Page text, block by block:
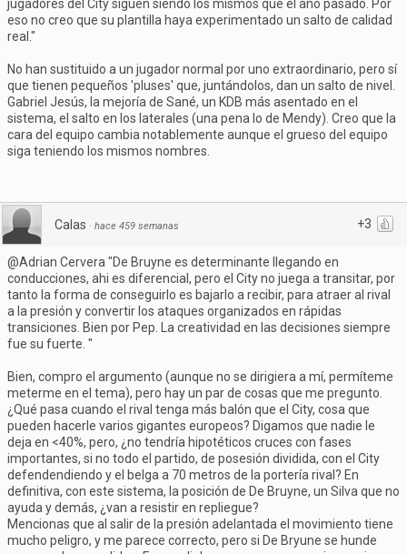
jugadores del City siguen siendo los mismos que el año pasado. Por
eso no creo que su plantilla haya experimentado un salto de calidad
real."
No han sustituido a un jugador normal por uno extraordinario, pero sí
que tienen pequeños 'pluses' que, juntándolos, dan un salto de nivel.
Gabriel Jesús, la mejoría de Sané, un KDB más asentado en el
sistema, el salto en los laterales (una pena lo de Mendy). Creo que la
cara del equipo cambia notablemente aunque el grueso del equipo
siga teniendo los mismos nombres.
+3
Calas · hace 459 semanas
@Adrian Cervera "De Bruyne es determinante llegando en
conducciones, ahi es diferencial, pero el City no juega a transitar, por
tanto la forma de conseguirlo es bajarlo a recibir, para atraer al rival
a la presión y convertir los ataques organizados en rápidas
transiciones. Bien por Pep. La creatividad en las decisiones siempre
fue su fuerte. "
Bien, compro el argumento (aunque no se dirigiera a mí, permíteme
meterme en el tema), pero hay un par de cosas que me pregunto.
¿Qué pasa cuando el rival tenga más balón que el City, cosa que
pueden hacerle varios gigantes europeos? Digamos que nadie le
deja en <40%, pero, ¿no tendría hipotéticos cruces con fases
importantes, si no todo el partido, de posesión dividida, con el City
defendendiendo y el belga a 70 metros de la portería rival? En
definitiva, con este sistema, la posición de De Bruyne, un Silva que no
ayuda y demás, ¿van a resistir en repliegue?
Mencionas que al salir de la presión adelantada el movimiento tiene
mucho peligro, y me parece correcto, pero si De Bryune se hunde